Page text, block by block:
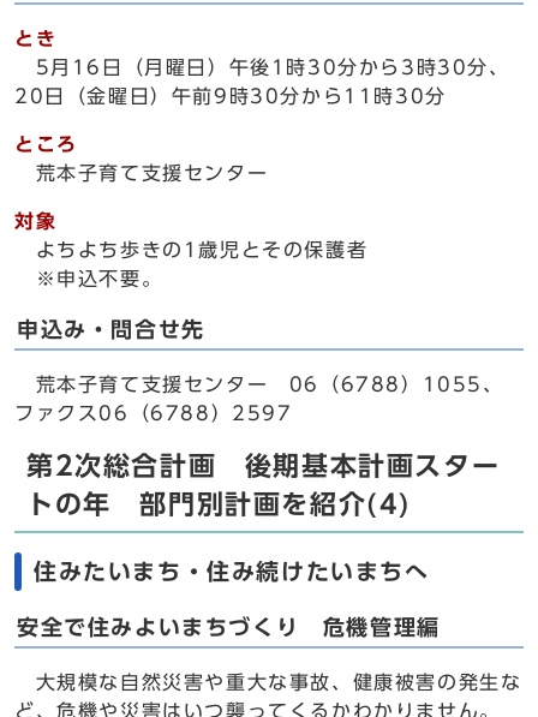
とき
5月16日（月曜日）午後1時30分から3時30分、
20日（金曜日）午前9時30分から11時30分
ところ
荒本子育て支援センター
対象
よちよち歩きの1歳児とその保護者
※申込不要。
申込み・問合せ先
荒本子育て支援センター 06（6788）1055、
ファクス06（6788）2597
第2次総合計画 後期基本計画スター
トの年 部門別計画を紹介(4)
住みたいまち・住み続けたいまちへ
安全で住みよいまちづくり 危機管理編
大規模な自然災害や重大な事故、健康被害の発生な
ど、危機や災害はいつ襲ってくるかわかりません。